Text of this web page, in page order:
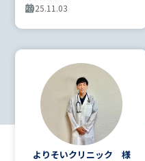
2025.11.03
よりそいクリニック 様